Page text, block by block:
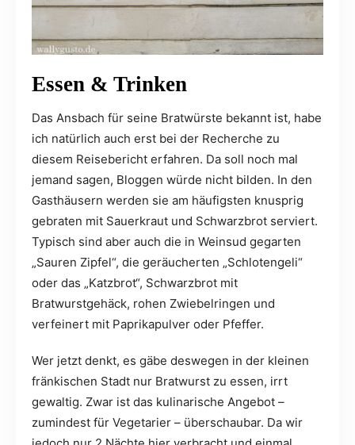
Essen & Trinken
Das Ansbach für seine Bratwürste bekannt ist, habe
ich natürlich auch erst bei der Recherche zu
diesem Reisebericht erfahren. Da soll noch mal
jemand sagen, Bloggen würde nicht bilden. In den
Gasthäusern werden sie am häufigsten knusprig
gebraten mit Sauerkraut und Schwarzbrot serviert.
Typisch sind aber auch die in Weinsud gegarten
„Sauren Zipfel“, die geräucherten „Schlotengeli“
oder das „Katzbrot“, Schwarzbrot mit
Bratwurstgehäck, rohen Zwiebelringen und
verfeinert mit Paprikapulver oder Pfeffer.
Wer jetzt denkt, es gäbe deswegen in der kleinen
fränkischen Stadt nur Bratwurst zu essen, irrt
gewaltig. Zwar ist das kulinarische Angebot –
zumindest für Vegetarier – überschaubar. Da wir